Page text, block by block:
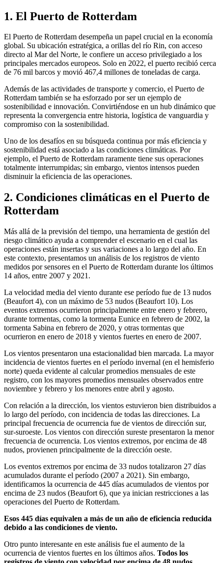
1. El Puerto de Rotterdam
El Puerto de Rotterdam desempeña un papel crucial en la economía
global. Su ubicación estratégica, a orillas del río Rin, con acceso
directo al Mar del Norte, le confiere un acceso privilegiado a los
principales mercados europeos. Solo en 2022, el puerto recibió cerca
de 76 mil barcos y movió 467,4 millones de toneladas de carga.
Además de las actividades de transporte y comercio, el Puerto de
Rotterdam también se ha esforzado por ser un ejemplo de
sostenibilidad e innovación. Convirtiéndose en un hub dinámico que
representa la convergencia entre historia, logística de vanguardia y
compromiso con la sostenibilidad.
Uno de los desafíos en su búsqueda continua por más eficiencia y
sostenibilidad está asociado a las condiciones climáticas. Por
ejemplo, el Puerto de Rotterdam raramente tiene sus operaciones
totalmente interrumpidas; sin embargo, vientos intensos pueden
disminuir la eficiencia de las operaciones.
2. Condiciones climáticas en el Puerto de
Rotterdam
Más allá de la previsión del tiempo, una herramienta de gestión del
riesgo climático ayuda a comprender el escenario en el cual las
operaciones están insertas y sus variaciones a lo largo del año. En
este contexto, presentamos un análisis de los registros de viento
medidos por sensores en el Puerto de Rotterdam durante los últimos
14 años, entre 2007 y 2021.
La velocidad media del viento durante ese período fue de 13 nudos
(Beaufort 4), con un máximo de 53 nudos (Beaufort 10). Los
eventos extremos ocurrieron principalmente entre enero y febrero,
durante tormentas, como la tormenta Eunice en febrero de 2002, la
tormenta Sabina en febrero de 2020, y otras tormentas que
ocurrieron en enero de 2018 y vientos fuertes en enero de 2007.
Los vientos presentaron una estacionalidad bien marcada. La mayor
incidencia de vientos fuertes en el período invernal (en el hemisferio
norte) queda evidente al calcular promedios mensuales de este
registro, con los mayores promedios mensuales observados entre
noviembre y febrero y los menores entre abril y agosto.
Con relación a la dirección, los vientos estuvieron bien distribuidos a
lo largo del período, con incidencia de todas las direcciones. La
principal frecuencia de ocurrencia fue de vientos de dirección sur,
sur-suroeste. Los vientos con dirección sureste presentaron la menor
frecuencia de ocurrencia. Los vientos extremos, por encima de 48
nudos, provienen principalmente de la dirección oeste.
Los eventos extremos por encima de 33 nudos totalizaron 27 días
acumulados durante el período (2007 a 2021). Sin embargo,
identificamos la ocurrencia de 445 días acumulados de vientos por
encima de 23 nudos (Beaufort 6), que ya inician restricciones a las
operaciones del Puerto de Rotterdam.
Esos 445 días equivalen a más de un año de eficiencia reducida
debido a las condiciones de viento.
Otro punto interesante en este análisis fue el aumento de la
ocurrencia de vientos fuertes en los últimos años. Todos los